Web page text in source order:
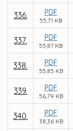
336. PDF
55,71 KB
337. PDF
55,87 KB
338. PDF
55,85 KB
339. PDF
56,79 KB
340. PDF
38,36 KB